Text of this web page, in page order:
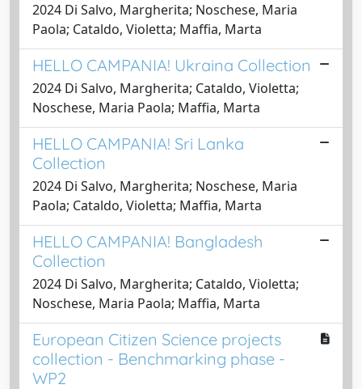
2024 Di Salvo, Margherita; Noschese, Maria
Paola; Cataldo, Violetta; Maffia, Marta
HELLO CAMPANIA! Ukraina Collection
2024 Di Salvo, Margherita; Cataldo, Violetta;
Noschese, Maria Paola; Maffia, Marta
HELLO CAMPANIA! Sri Lanka
Collection
2024 Di Salvo, Margherita; Noschese, Maria
Paola; Cataldo, Violetta; Maffia, Marta
HELLO CAMPANIA! Bangladesh
Collection
2024 Di Salvo, Margherita; Cataldo, Violetta;
Noschese, Maria Paola; Maffia, Marta
European Citizen Science projects
collection - Benchmarking phase -
WP2